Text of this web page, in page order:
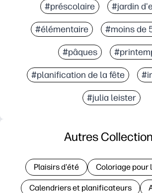
#préscolaire #jardin
#élémentaire #moins de
#pâques
#planification de la fête
#julia leister
Autres
Plaisirs d'été Coloriage pour
Calendriers et planificateurs